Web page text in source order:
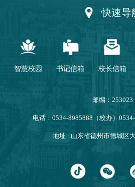
快速导
智慧校园 书记信箱 校长信箱
邮编：253023
电话：0534-8985888（校办）
地址 : 山东省德州市德城区